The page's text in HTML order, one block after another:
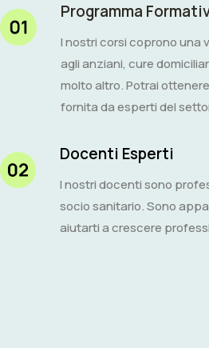
Programma
I nostri corsi coprono una
agli anziani, cure
molto altro. Potrai
fornita da esperti del
Docenti Esperti
I nostri docenti sono
socio sanitario. Sono
aiutarti a crescere